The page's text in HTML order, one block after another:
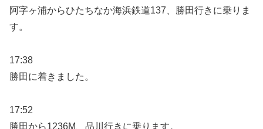
阿字ヶ浦からひたちなか海浜鉄道137、勝田行きに乗りま
す。
17:38
勝田に着きました。
17:52
勝田から1236M、品川行きに乗ります。